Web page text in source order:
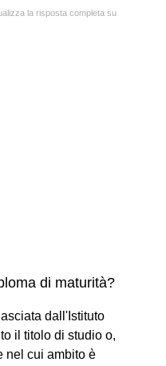
la risposta completa su
di maturità?
dall'Istituto
il titolo di studio o,
nel cui ambito è